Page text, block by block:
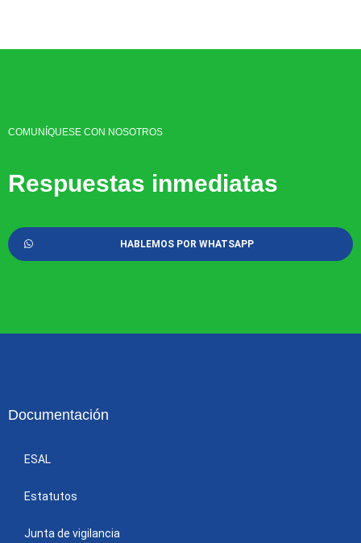
COMUNÍQUESE CON NOSOTROS
Respuestas inmediatas
HABLEMOS POR WHATSAPP
Documentación
ESAL
Estatutos
Junta de vigilancia